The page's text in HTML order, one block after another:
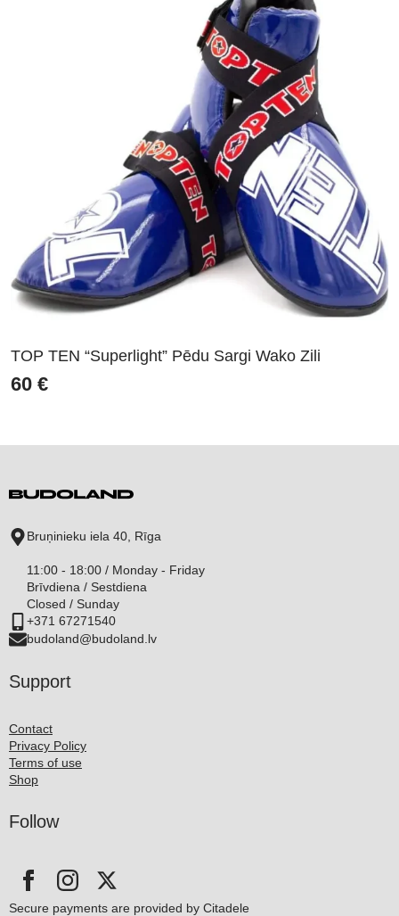
TOP TEN “Superlight” Pēdu Sargi Wako Zili
60 €
Bruņinieku iela 40, Rīga
11:00 - 18:00 / Monday - Friday
Brīvdiena / Sestdiena
Closed / Sunday
+371 67271540
budoland@budoland.lv
Support
Contact
Privacy Policy
Terms of use
Shop
Follow
Secure payments are provided by Citadele